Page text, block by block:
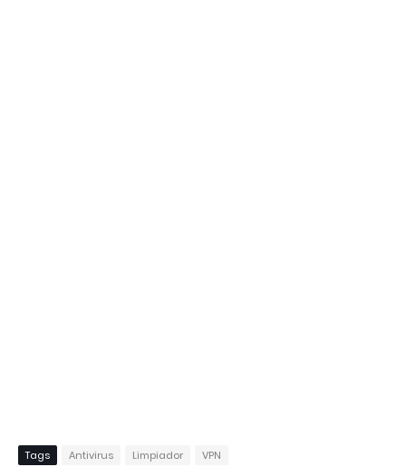
Tags Antivirus Limpiador VPN